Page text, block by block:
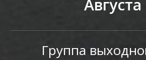
Августа
Группа